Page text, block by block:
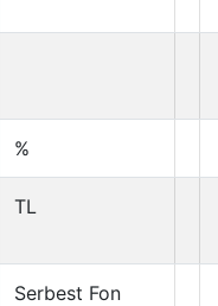
%
TL
Serbest Fon